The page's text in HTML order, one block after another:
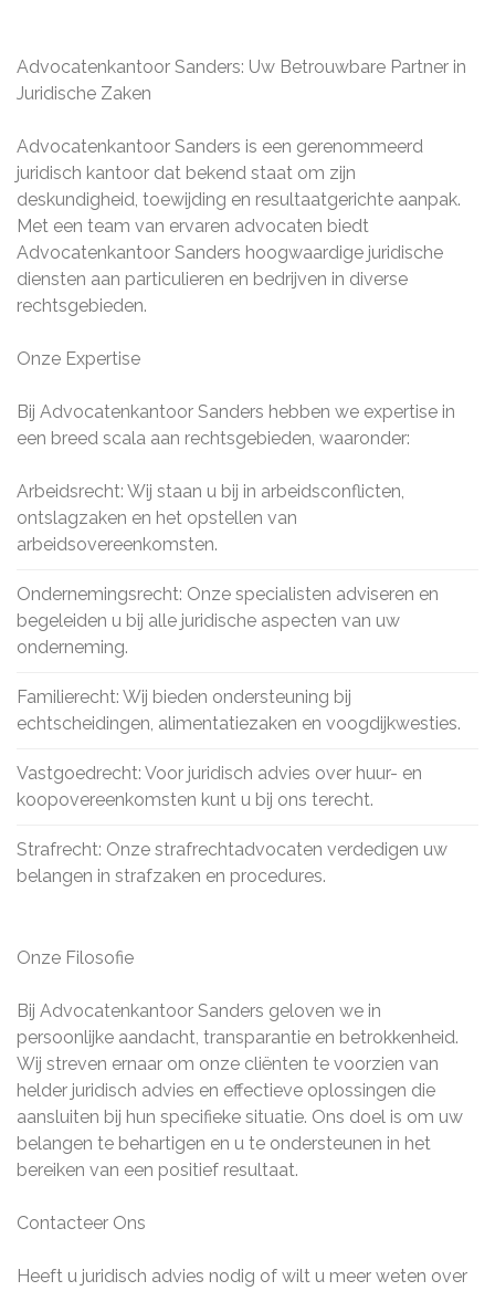
Advocatenkantoor Sanders: Uw Betrouwbare Partner in
Juridische Zaken
Advocatenkantoor Sanders is een gerenommeerd
juridisch kantoor dat bekend staat om zijn
deskundigheid, toewijding en resultaatgerichte aanpak.
Met een team van ervaren advocaten biedt
Advocatenkantoor Sanders hoogwaardige juridische
diensten aan particulieren en bedrijven in diverse
rechtsgebieden.
Onze Expertise
Bij Advocatenkantoor Sanders hebben we expertise in
een breed scala aan rechtsgebieden, waaronder:
Arbeidsrecht: Wij staan u bij in arbeidsconflicten,
ontslagzaken en het opstellen van
arbeidsovereenkomsten.
Ondernemingsrecht: Onze specialisten adviseren en
begeleiden u bij alle juridische aspecten van uw
onderneming.
Familierecht: Wij bieden ondersteuning bij
echtscheidingen, alimentatiezaken en voogdijkwesties.
Vastgoedrecht: Voor juridisch advies over huur- en
koopovereenkomsten kunt u bij ons terecht.
Strafrecht: Onze strafrechtadvocaten verdedigen uw
belangen in strafzaken en procedures.
Onze Filosofie
Bij Advocatenkantoor Sanders geloven we in
persoonlijke aandacht, transparantie en betrokkenheid.
Wij streven ernaar om onze cliënten te voorzien van
helder juridisch advies en effectieve oplossingen die
aansluiten bij hun specifieke situatie. Ons doel is om uw
belangen te behartigen en u te ondersteunen in het
bereiken van een positief resultaat.
Contacteer Ons
Heeft u juridisch advies nodig of wilt u meer weten over